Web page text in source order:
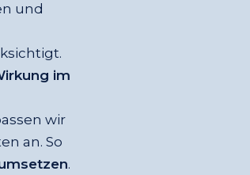
und
im
wir
an. So
.